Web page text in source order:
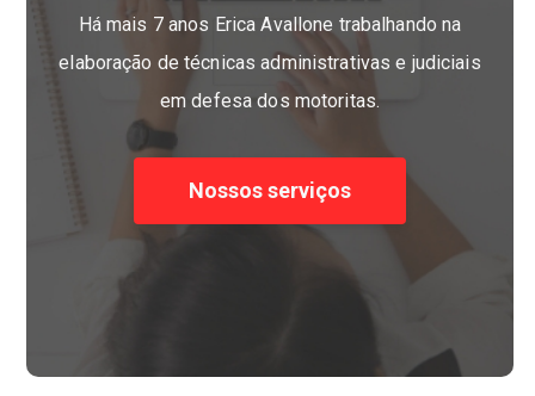
Há mais 7 anos Erica Avallone trabalhando na
elaboração de técnicas administrativas e judiciais
em defesa dos motoritas.
Nossos serviços